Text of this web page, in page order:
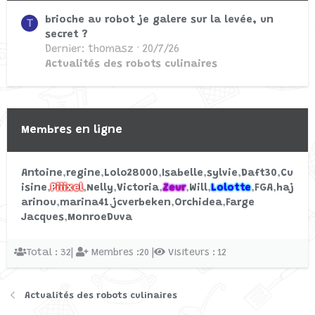
comment mettre la fonction
inversée avec un digicook
Commencé par cricri38
15/8/21
Commencé par HAUBERT
5/2/21
Réponses: 2
Digicook Arthur Martin
T
brioche au robot je galere sur la levée, un
secret ?
Dernier: thomasz
20/7/26
Actualités des robots culinaires
Membres en ligne
Antoine regine Lolo28000 Isabelle sylvie Daft30 Cu
isine Piiixel Nelly Victoria Zeur Will Lolotte FGA haj
arinou marina41 jcverbeken Orchidea Farge
Jacques MonroeDuva
Total : 32| Membres :20 | Visiteurs : 12
Actualités des robots culinaires